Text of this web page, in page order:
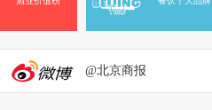
@北京商报